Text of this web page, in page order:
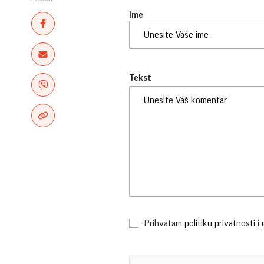
Ime
Tekst
Prihvatam politiku privatnosti i